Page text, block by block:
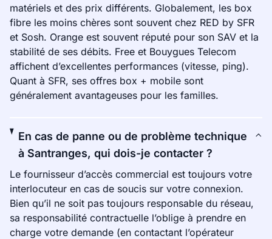
matériels et des prix différents. Globalement, les box
fibre les moins chères sont souvent chez RED by SFR
et Sosh. Orange est souvent réputé pour son SAV et la
stabilité de ses débits. Free et Bouygues Telecom
affichent d’excellentes performances (vitesse, ping).
Quant à SFR, ses offres box + mobile sont
généralement avantageuses pour les familles.
En cas de panne ou de problème technique
à Santranges, qui dois-je contacter ?
Le fournisseur d’accès commercial est toujours votre
interlocuteur en cas de soucis sur votre connexion.
Bien qu’il ne soit pas toujours responsable du réseau,
sa responsabilité contractuelle l’oblige à prendre en
charge votre demande (en contactant l’opérateur